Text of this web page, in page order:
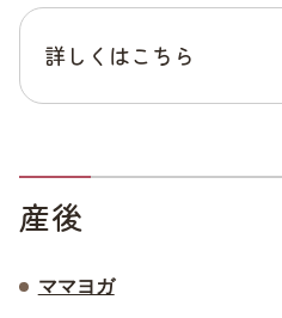
詳しくはこちら
産後
ママヨガ